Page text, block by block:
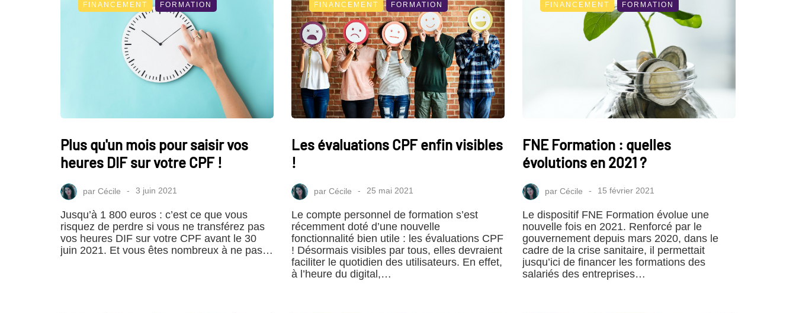
FINANCEMENT FORMATION
Plus qu'un mois pour saisir vos
heures DIF sur votre CPF !
par Cécile 3 juin 2021
Jusqu’à 1 800 euros : c’est ce que vous
risquez de perdre si vous ne transférez pas
vos heures DIF sur votre CPF avant le 30
juin 2021. Et vous êtes nombreux à ne pas…
FINANCEMENT FORMATION
Les évaluations CPF enfin visibles
!
par Cécile 25 mai 2021
Le compte personnel de formation s’est
récemment doté d’une nouvelle
fonctionnalité bien utile : les évaluations CPF
! Désormais visibles par tous, elles devraient
faciliter le quotidien des utilisateurs. En effet,
à l’heure du digital,…
FINANCEMENT FORMATION
FNE Formation : quelles
évolutions en 2021 ?
par Cécile 15 février 2021
Le dispositif FNE Formation évolue une
nouvelle fois en 2021. Renforcé par le
gouvernement depuis mars 2020, dans le
cadre de la crise sanitaire, il permettait
jusqu’ici de financer les formations des
salariés des entreprises…